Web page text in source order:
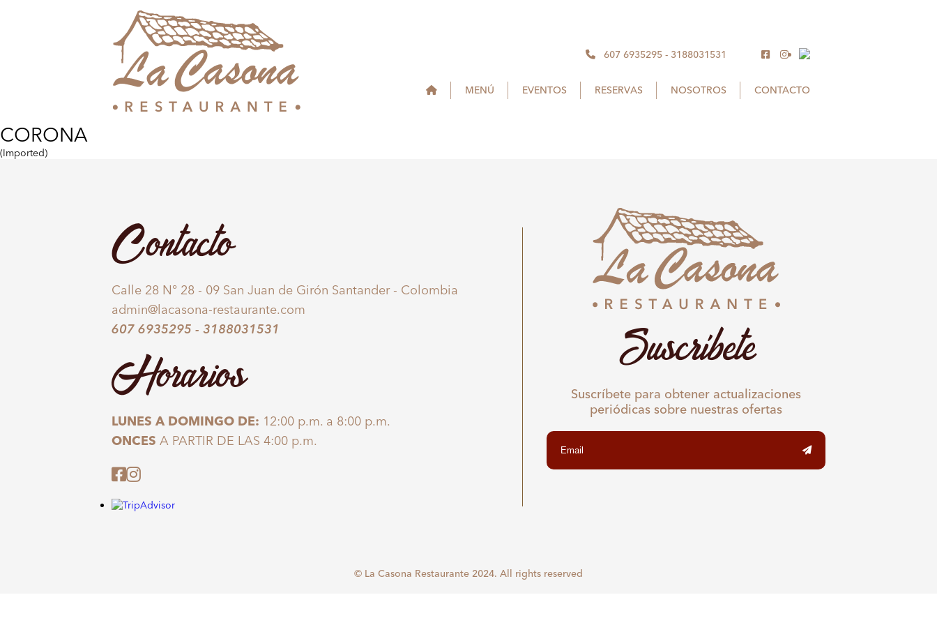
607 6935295 - 3188031531
MENÚ EVENTOS RESERVAS NOSOTROS CONTACTO
CORONA
(Imported)
Contacto
Calle 28 N° 28 - 09 San Juan de Girón Santander - Colombia
admin@lacasona-restaurante.com
607 6935295 - 3188031531
Horarios
LUNES A DOMINGO DE: 12:00 p.m. a 8:00 p.m.
ONCES A PARTIR DE LAS 4:00 p.m.
Suscríbete
Suscríbete para obtener actualizaciones
periódicas sobre nuestras ofertas
© La Casona Restaurante 2024. All rights reserved